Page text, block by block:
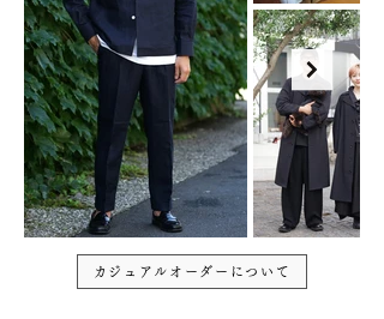
カジュアルオーダーについて